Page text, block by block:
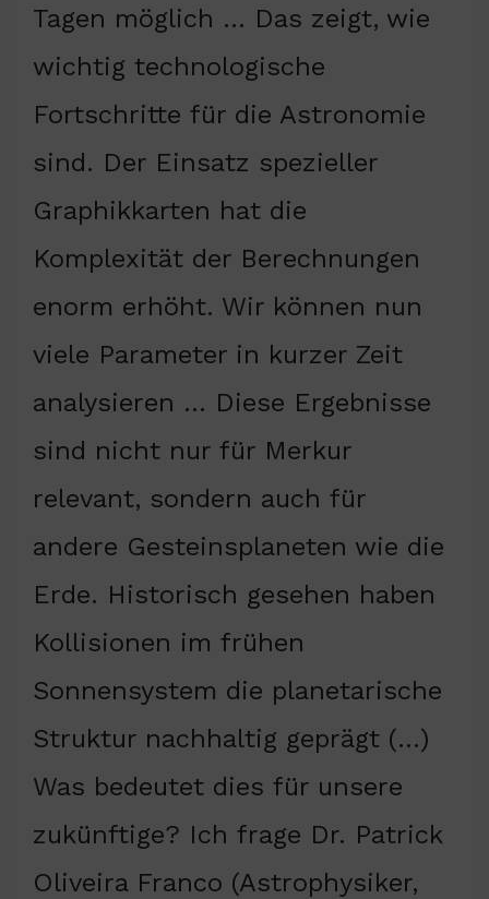
Tagen möglich … Das zeigt, wie
wichtig technologische
Fortschritte für die Astronomie
sind. Der Einsatz spezieller
Graphikkarten hat die
Komplexität der Berechnungen
enorm erhöht. Wir können nun
viele Parameter in kurzer Zeit
analysieren … Diese Ergebnisse
sind nicht nur für Merkur
relevant, sondern auch für
andere Gesteinsplaneten wie die
Erde. Historisch gesehen haben
Kollisionen im frühen
Sonnensystem die planetarische
Struktur nachhaltig geprägt (…)
Was bedeutet dies für unsere
zukünftige? Ich frage Dr. Patrick
Oliveira Franco (Astrophysiker,